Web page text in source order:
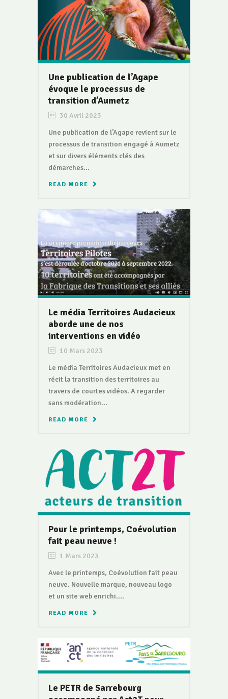
Une publication de l’Agape
évoque le processus de
transition d’Aumetz
30 Avril 2023
Une publication de l’Agape revient sur le
processus de transition engagé à Aumetz
et sur divers éléments clés des
démarches...
READ MORE
Le média Territoires Audacieux
aborde une de nos
interventions en vidéo
10 Mars 2023
Le média Territoires Audacieux met en
récit la transition des territoires au
travers de courtes vidéos. A regarder
sans modération...
READ MORE
Pour le printemps, Coévolution
fait peau neuve !
1 Mars 2023
Avec le printemps, Coévolution fait peau
neuve. Nouvelle marque, nouveau logo
et un site web enrichi....
READ MORE
Le PETR de Sarrebourg